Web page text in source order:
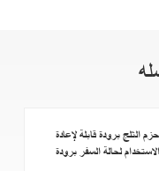
حزم الثلج برودة قابلة لإعادة
الاستخدام لحالة السفر برودة